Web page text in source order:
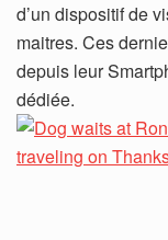
d’un dispositif de
maitres. Ces
depuis leur
dédiée.